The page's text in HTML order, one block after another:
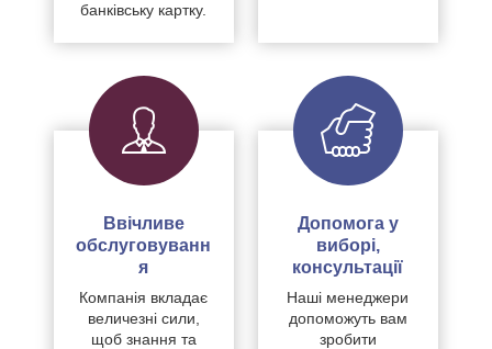
банківську картку.
Ввічливе
обслуговуванн
я
Компанія вкладає
величезні сили,
щоб знання та
Допомога у
виборі,
консультації
Наші менеджери
допоможуть вам
зробити